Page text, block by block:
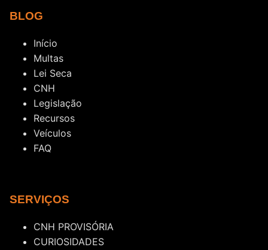
BLOG
Início
Multas
Lei Seca
CNH
Legislação
Recursos
Veículos
FAQ
SERVIÇOS
CNH PROVISÓRIA
CURIOSIDADES